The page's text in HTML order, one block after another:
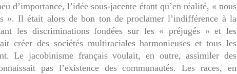
d’importance, l’idée sous-jacente étant qu’en réalité, « nous
». Il était alors de bon ton de proclamer l’indifférence à la
les discriminations fondées sur les « préjugés » et les
créer des sociétés multiraciales harmonieuses et tous les
Le jacobinisme français voulait, en outre, assimiler des
pas l’existence des communautés. Les races, en